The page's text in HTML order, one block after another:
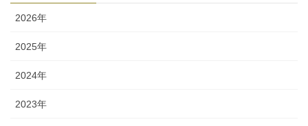
ー
2026年
2025年
2024年
2023年